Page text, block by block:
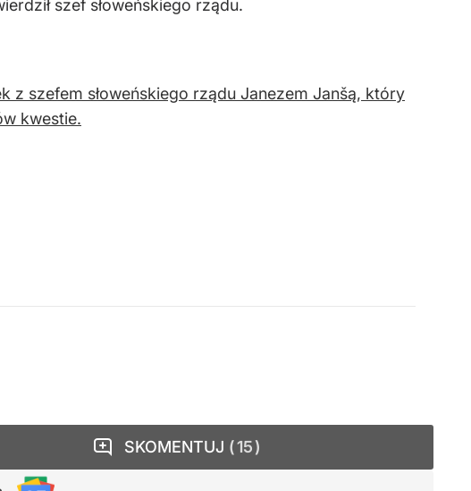
szef słoweńskiego rządu.
z szefem słoweńskiego rządu Janezem Janšą, który
kwestie.
SKOMENTUJ 15